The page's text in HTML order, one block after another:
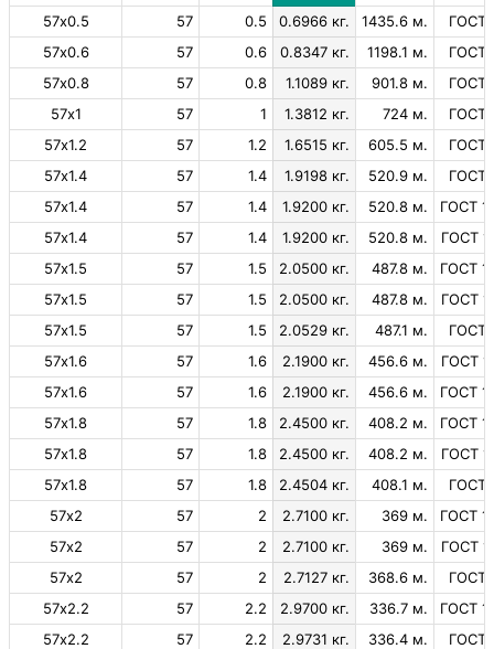
57х0.5 57 0.5 0.6966 кг. 1435.6 м.
ГОСТ
57х0.6
57 0.6 0.8347 кг. 1198.1 м.
ГОСТ
57х0.8
57 0.8 1.1089 кг. 901.8 м.
ГОСТ
57х1
57 1 1.3812 кг. 724 м.
ГОСТ
57х1.2
57 1.2 1.6515 кг. 605.5 м.
ГОСТ
57х1.4
57 1.4 1.9198 кг. 520.9 м.
ГОСТ
57х1.4
57 1.4 1.9200 кг. 520.8 м.
ГОСТ
57х1.4
57 1.4 1.9200 кг. 520.8 м.
ГОСТ
57х1.5
57 1.5 2.0500 кг. 487.8 м.
ГОСТ
57х1.5
57 1.5 2.0500 кг. 487.8 м.
ГОСТ
57х1.5
57 1.5 2.0529 кг. 487.1 м.
ГОСТ
57х1.6
57 1.6 2.1900 кг. 456.6 м.
ГОСТ
57х1.6
57 1.6 2.1900 кг. 456.6 м.
ГОСТ
57х1.8
57 1.8 2.4500 кг. 408.2 м.
ГОСТ
57х1.8
57 1.8 2.4500 кг. 408.2 м.
ГОСТ
57х1.8
57 1.8 2.4504 кг. 408.1 м.
ГОСТ
57х2
57 2 2.7100 кг. 369 м.
ГОСТ
57х2
57 2 2.7100 кг. 369 м.
ГОСТ
57х2
57 2 2.7127 кг. 368.6 м.
ГОСТ
57х2.2
57 2.2 2.9700 кг. 336.7 м.
ГОСТ
57х2.2
57 2.2 2.9731 кг. 336.4 м.
ГОСТ